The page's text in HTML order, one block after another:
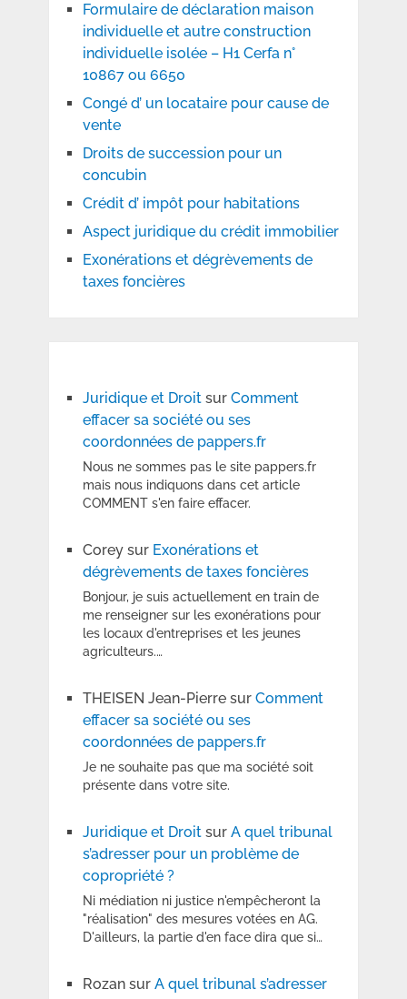
Formulaire de déclaration maison
individuelle et autre construction
individuelle isolée – H1 Cerfa n°
10867 ou 6650
Congé d’ un locataire pour cause de
vente
Droits de succession pour un
concubin
Crédit d’ impôt pour habitations
Aspect juridique du crédit immobilier
Exonérations et dégrèvements de
taxes foncières
Juridique et Droitsur Comment
effacer sa société ou ses
coordonnées de pappers.fr
Nous ne sommes pas le site pappers.fr
mais nous indiquons dans cet article
COMMENT s'en faire effacer.
Coreysur Exonérations et
dégrèvements de taxes foncières
Bonjour, je suis actuellement en train de
me renseigner sur les exonérations pour
les locaux d'entreprises et les jeunes
agriculteurs.…
THEISEN Jean-Pierresur Comment
effacer sa société ou ses
coordonnées de pappers.fr
Je ne souhaite pas que ma société soit
présente dans votre site.
Juridique et Droitsur A quel tribunal
s’adresser pour un problème de
copropriété ?
Ni médiation ni justice n'empêcheront la
"réalisation" des mesures votées en AG.
D'ailleurs, la partie d'en face dira que si…
Rozansur A quel tribunal s’adresser